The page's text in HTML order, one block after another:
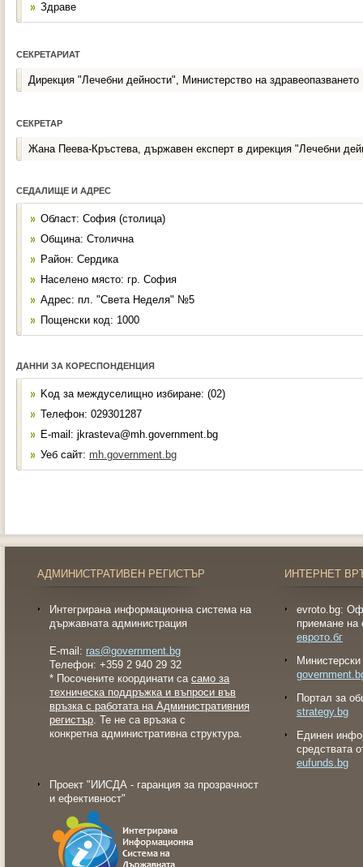
Здраве
СЕКРЕТАРИАТ
Дирекция "Лечебни дейности", Министерство на здравеопазването
СЕКРЕТАР
Жана Пеева-Кръстева, държавен експерт в дирекция "Лечебни
СЕДАЛИЩЕ И АДРЕС
Област: София (столица)
Община: Столична
Район: Сердика
Населено място: гр. София
Адрес: пл. "Света Неделя" №5
Пощенски код: 1000
ДАННИ ЗА КОРЕСПОНДЕНЦИЯ
Kод за междуселищно избиране: (02)
Телефон: 029301287
Е-mail: jkrasteva@mh.government.bg
Уеб сайт: mh.government.bg
АДМИНИСТРАТИВЕН РЕГИСТЪР
Интегрирана информационна система на
държавната администрация
E-mail: ras@government.bg
Телефон: +359 2 940 29 32
* Посочените координати са само за
техническа поддръжка и въпроси във
връзка с работата на Административния
регистър. Те не са връзка с
конкретна административна структура.
Проект "ИИСДА - гаранция за прозрачност
и ефективност"
ИНТЕРНЕТ
evroto.bg:
приемане на
еврото.бг
Портал за
strategy.bg
Eдинен
средствата
eufunds.bg